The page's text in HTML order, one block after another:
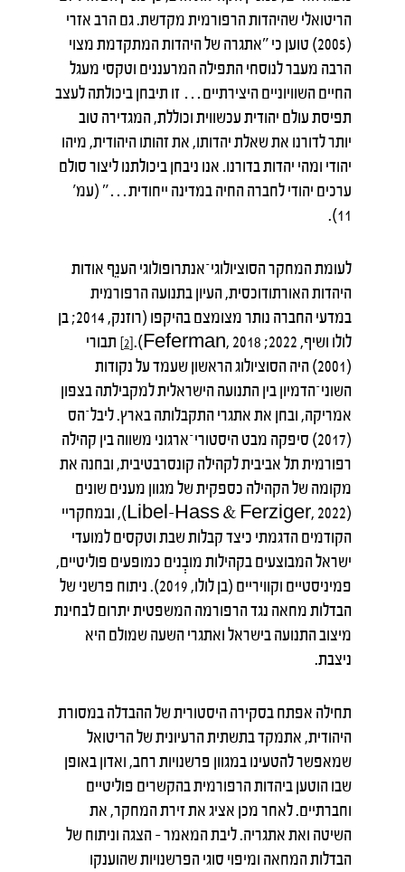
הריטואלי שהיהדות הרפורמית מקדשת. גם הרב אזרי
(2005) טוען כי "אתגרה של היהדות המתקדמת מצוי
הרבה מעבר לנוסחי התפילה המרעננים וטקסי מעגל
החיים השוויוניים היצירתיים… זו תיבחן ביכולתה לעצב
תפיסת עולם יהודית עכשווית וכוללת, המגדירה טוב
יותר לדורנו את שאלת יהדותו, את זהותו היהודית, מיהו
יהודי ומהי יהדות בדורנו. אנו ניבחן ביכולתנו ליצור סולם
ערכים יהודי לחברה החיה במדינה ייחודית…" (עמ'
11).
לעומת המחקר הסוציולוגי־אנתרופולוגי הענֵף אודות
היהדות האורתודוכסית, העיון בתנועה הרפורמית
במדעי החברה נותר מצומצם בהיקפו (רוזנק, 2014; בן
לולו ושיף, 2022; Feferman, 2018).
[2]
תבורי
(2001) היה הסוציולוג הראשון שעמד על נקודות
השוני־הדמיון בין התנועה הישראלית למקבילתה בצפון
אמריקה, ובחן את אתגרי התקבלותה בארץ. ליבל־הס
(2017) סיפקה מבט היסטורי־ארגוני משווה בין קהילה
רפורמית תל אביבית לקהילה קונסרבטיבית, ובחנה את
מקומה של הקהילה כספקית של מגוון מענים שונים
(Libel-Hass & Ferziger, 2022), ובמחקריי
הקודמים הדגמתי כיצד קבלות שבת וטקסים למועדי
ישראל המבוצעים בקהילות מובְנים כמופעים פוליטיים,
פמיניסטיים וקוויריים (בן לולו, 2019). ניתוח פרשני של
הבדלות מחאה נגד הרפורמה המשפטית יתרום לבחינת
מיצוב התנועה בישראל ואתגרי השעה שמולם היא
ניצבת.
תחילה אפתח בסקירה היסטורית של ההבדלה במסורת
היהודית, אתמקד בתשתית הרעיונית של הריטואל
שמאפשר להטעינו במגוון פרשנויות רחב, ואדון באופן
שבו הוטען ביהדות הרפורמית בהקשרים פוליטיים
וחברתיים. לאחר מכן אציג את זירת המחקר, את
השיטה ואת אתגריה. ליבת המאמר – הצגה וניתוח של
הבדלות המחאה ומיפוי סוגי הפרשנויות שהוענקו